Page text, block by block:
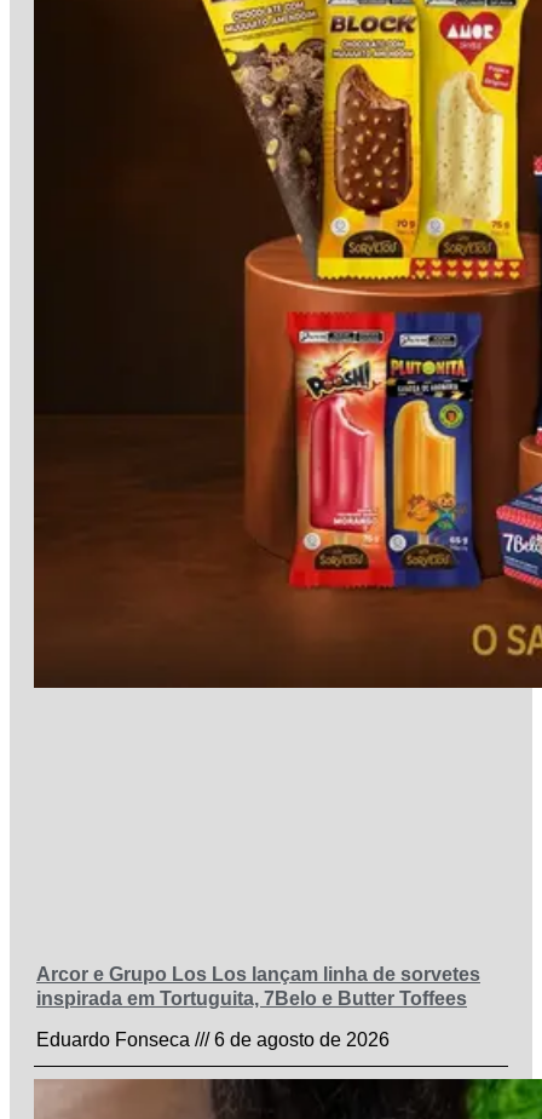
Arcor e Grupo Los Los lançam linha de sorvetes
inspirada em Tortuguita, 7Belo e Butter Toffees
Eduardo Fonseca
6 de agosto de 2026